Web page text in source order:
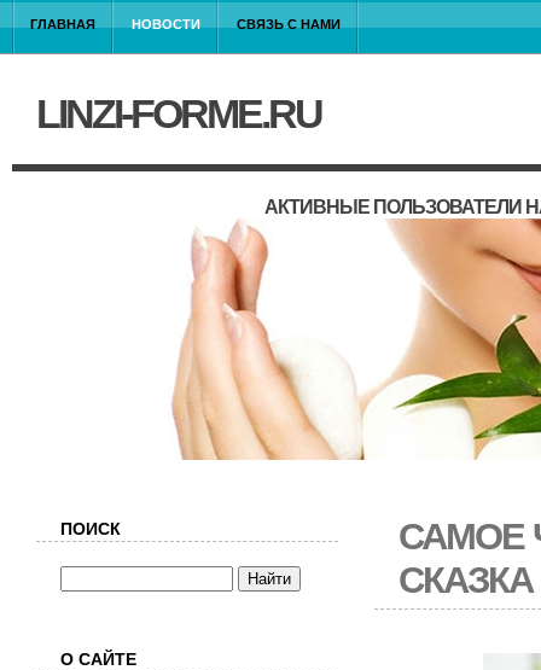
ГЛАВНАЯ НОВОСТИ СВЯЗЬ С НАМИ
LINZI-FORME.RU
АКТИВНЫЕ ПОЛЬЗОВАТЕЛИ
САМОЕ
ПОИСК
О САЙТЕ